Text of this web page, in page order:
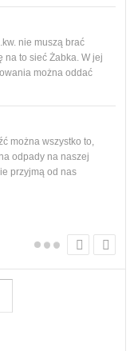
nie muszą brać
na to sieć Żabka. W jej
można oddać
można wszystko to,
odpady na naszej
przyjmą od nas